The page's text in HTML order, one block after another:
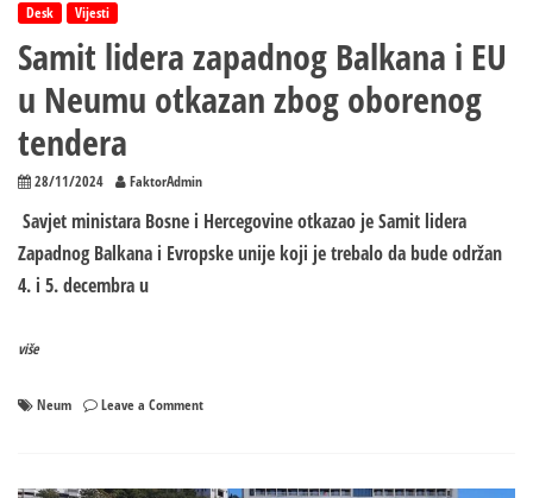
Desk Vijesti
Samit lidera zapadnog Balkana i EU
u Neumu otkazan zbog oborenog
tendera
28/11/2024 FaktorAdmin
Savjet ministara Bosne i Hercegovine otkazao je Samit lidera
Zapadnog Balkana i Evropske unije koji je trebalo da bude održan
4. i 5. decembra u
više
Neum Leave a Commenton